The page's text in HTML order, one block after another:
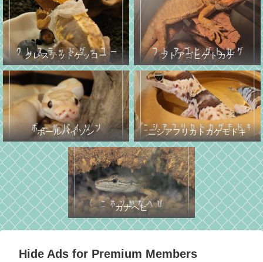
クレステッドゲッコー フトアゴヒゲトカゲ
ボールパイソン ニシアフリカトカゲモドキ
カナヘビ
Hide Ads for Premium Members